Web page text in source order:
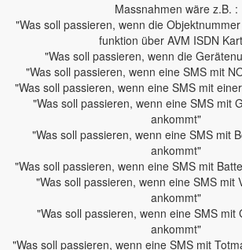
Massnahmen wäre z.B. :
"Was soll passieren, wenn die
funktion über AVM ISDN
"Was soll passieren, wenn die
"Was soll passieren, wenn eine SMS mit
"Was soll passieren, wenn eine SMS mit
"Was soll passieren, wenn eine SMS mit
ankommt"
"Was soll passieren, wenn eine SMS mit
ankommt"
"Was soll passieren, wenn eine SMS mit
"Was soll passieren, wenn eine SMS mit
ankommt"
"Was soll passieren, wenn eine SMS mit
ankommt"
"Was soll passieren, wenn eine SMS mit